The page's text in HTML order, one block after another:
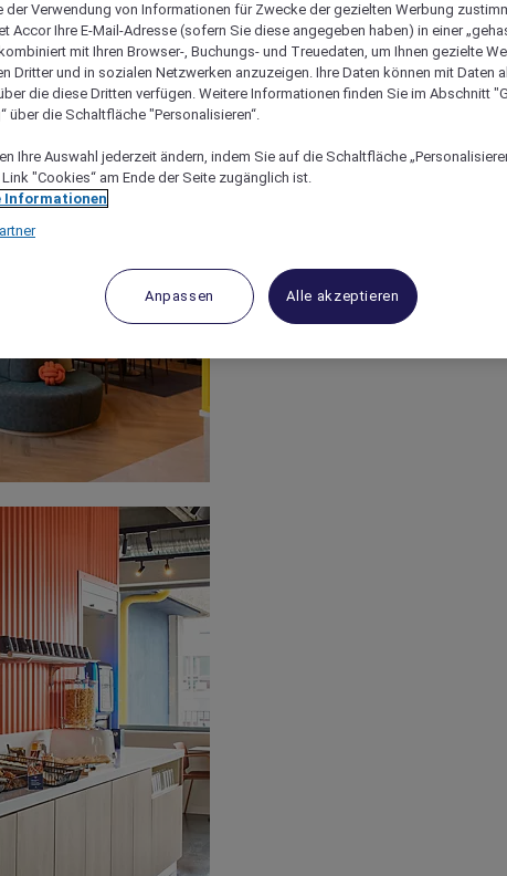
der Verwendung von Informationen für Zwecke der gezielten Werbung
Accor Ihre E-Mail-Adresse (sofern Sie diese angegeben haben) in einer
mit Ihren Browser-, Buchungs- und Treuedaten, um Ihnen gezielte
Dritter und in sozialen Netzwerken anzuzeigen. Ihre Daten können mit Daten
die diese Dritten verfügen. Weitere Informationen finden Sie im Abschnitt
über die Schaltfläche "Personalisieren“.
Ihre Auswahl jederzeit ändern, indem Sie auf die Schaltfläche
"Cookies“ am Ende der Seite zugänglich ist.
Informationen
Anpassen Alle akzeptieren